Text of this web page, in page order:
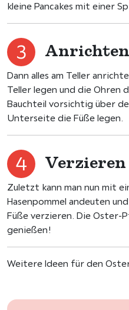
kleine Pancakes mit einer
Anrichten
Dann alles am Teller
Teller legen und die Ohren
Bauchteil vorsichtig über
Unterseite die Füße legen.
Verzieren
Zuletzt kann man nun mit
Hasenpommel andeuten
Füße verzieren. Die Oster-
genießen!
Weitere Ideen für den